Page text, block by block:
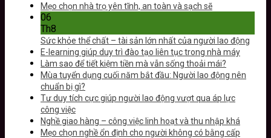
Mẹo chọn nhà trọ yên tĩnh, an toàn và sạch sẽ
06
Th8
Sức khỏe thể chất – tài sản lớn nhất của người lao động
E-learning giúp duy trì đào tạo liên tục trong nhà máy
Làm sao để tiết kiệm tiền mà vẫn sống thoải mái?
Mùa tuyển dụng cuối năm bắt đầu: Người lao động nên
chuẩn bị gì?
Tư duy tích cực giúp người lao động vượt qua áp lực
công việc
Nghề giao hàng – công việc linh hoạt và thu nhập khá
Mẹo chọn nghề ổn định cho người không có bằng cấp